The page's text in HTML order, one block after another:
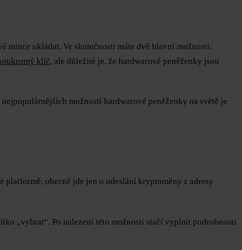
mince ukládat. Ve skutečnosti máte dvě hlavní možnosti:
klíč, ale důležité je, že hardwarové peněženky jsou
možností hardwarové peněženky na světě je
obecně jde jen o odeslání kryptoměny z adresy
„vybrat“. Po nalezení této možnosti stačí vyplnit podrobnosti